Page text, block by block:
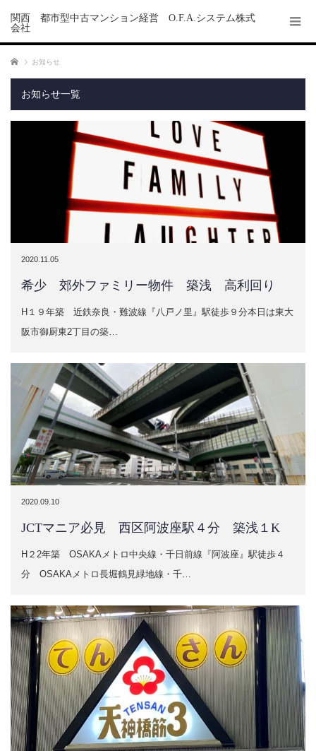
関西 都市型中古マンション経営 O.F.A.システム株式
会社
ホーム お知らせ
お知らせ一覧
2020.11.05
希少 郊外ファミリー物件 築浅 高利回り
H１９年築 近鉄奈良・難波線『八戸ノ里』駅徒歩９分本日は東大
阪市御厨東2丁目の築…
2020.09.10
JCTマニア必見 西区阿波座駅４分 築浅１K
H２2年築 OSAKAメトロ中央線・千日前線『阿波座』駅徒歩４
分 OSAKAメトロ長堀鶴見緑地線・千…